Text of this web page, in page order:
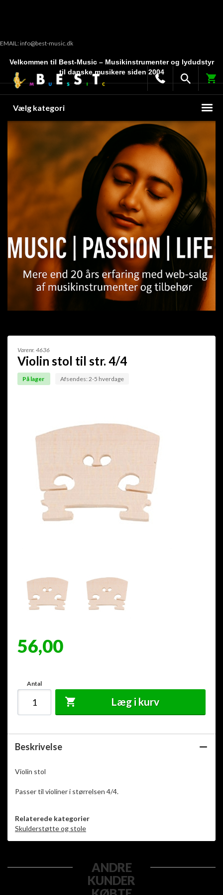
EMAIL: info@best-music.dk
Velkommen til Best-Music – Musikinstrumenter og lydudstyr
til danske musikere siden 2004
Vælg kategori
Varenr. 4636
Violin stol til str. 4/4
På lager Afsendes: 2-5 hverdage
56,00
Antal
Læg i kurv
Beskrivelse
Violin stol
Passer til violiner i størrelsen 4/4.
Relaterede kategorier
Skulderstøtte og stole
ANDRE
KUNDER